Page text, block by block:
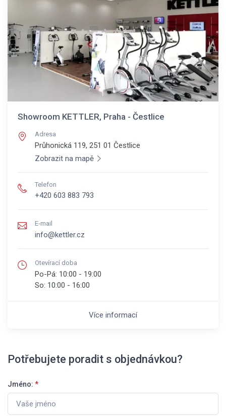
Showroom KETTLER, Praha - Čestlice
Adresa
Průhonická 119, 251 01 Čestlice
Zobrazit na mapě
Telefon
+420 603 883 793
E-mail
info@kettler.cz
Otevírací doba
Po-Pá: 10:00 - 19:00
So: 10:00 - 16:00
Více informací
Potřebujete poradit s objednávkou?
Jméno: *